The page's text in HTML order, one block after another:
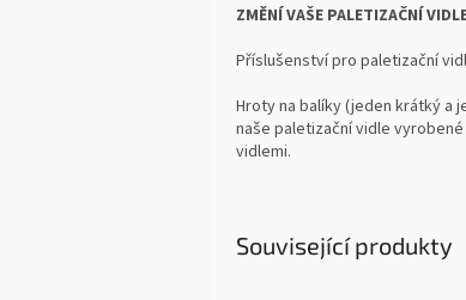
ZMĚNÍ VAŠE PALETIZAČNÍ
Příslušenství pro paletizační
Hroty na balíky (jeden krátký a
naše paletizační vidle
vidlemi.
Související produkty